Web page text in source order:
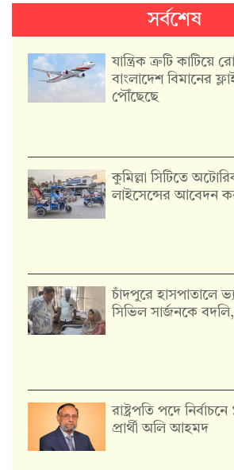
সর্বশেষ
যান্ত্রিক ত্রুটি কাটিয়ে
বাংলাদেশ বিমানের
পৌঁছেছে
কুমিল্লা সিটিতে
লাইসেন্সের আবেদন
চাঁদপুরে হাসপাতালে
সিভিল সার্জনকে
রাষ্ট্রপতি পদে
প্রার্থী অলি আহমদ